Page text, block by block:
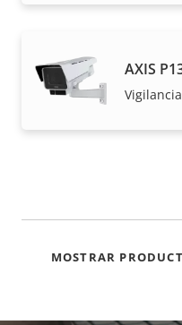
AXIS
MOSTRAR